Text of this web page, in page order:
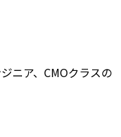
ニア、CMOクラスの